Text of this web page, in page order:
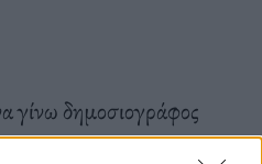
γίνω δημοσιογράφος
πως πίσω από το Ζω